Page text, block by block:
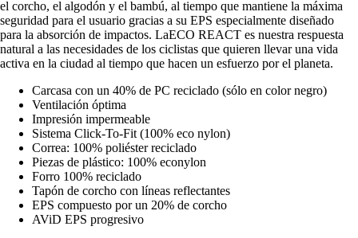
el corcho, el algodón y el bambú, al tiempo que mantiene la máxima
seguridad para el usuario gracias a su EPS especialmente diseñado
para la absorción de impactos. LaECO REACT es nuestra respuesta
natural a las necesidades de los ciclistas que quieren llevar una vida
activa en la ciudad al tiempo que hacen un esfuerzo por el planeta.
Carcasa con un 40% de PC reciclado (sólo en color negro)
Ventilación óptima
Impresión impermeable
Sistema Click-To-Fit (100% eco nylon)
Correa: 100% poliéster reciclado
Piezas de plástico: 100% econylon
Forro 100% reciclado
Tapón de corcho con líneas reflectantes
EPS compuesto por un 20% de corcho
AViD EPS progresivo